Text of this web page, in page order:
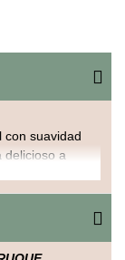
con suavidad
delicioso a